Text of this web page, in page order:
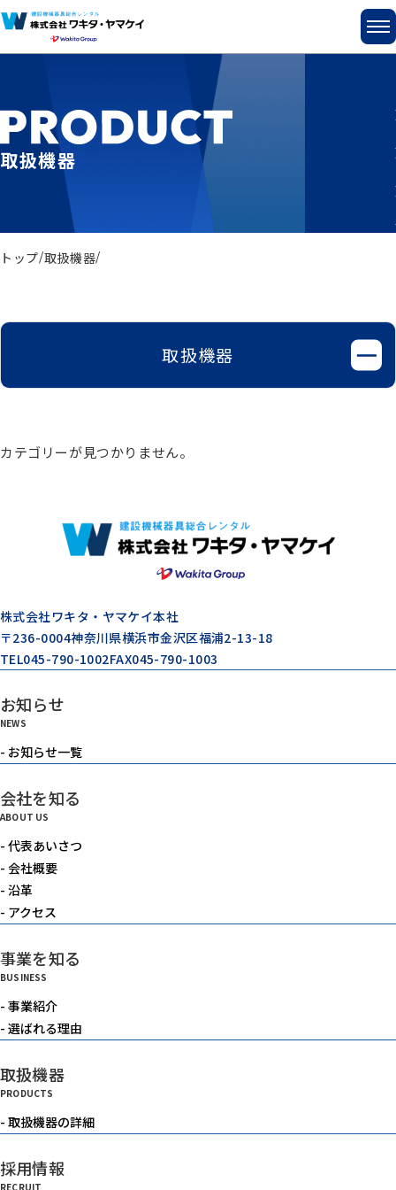
取扱機器
トップ 取扱機器
取扱機器
エアードライヤー
ゼネレータ（発電機）
モルタル注入機器
電動機器
送風機・集塵機・掃除機
水中ポンプ
重機
ベルトコンベアー
カテゴリーが見つかりません。
株式会社ワキタ・ヤマケイ本社
〒236-0004神奈川県横浜市金沢区福浦2-13-18
TEL045-790-1002FAX045-790-1003
お知らせ
NEWS
- お知らせ一覧
会社を知る
ABOUT US
- 代表あいさつ
- 会社概要
- 沿革
- アクセス
事業を知る
BUSINESS
- 事業紹介
- 選ばれる理由
取扱機器
PRODUCTS
- 取扱機器の詳細
採用情報
RECRUIT